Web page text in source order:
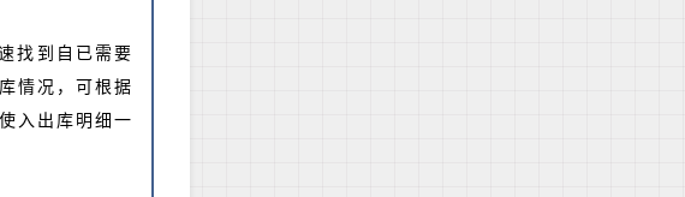
找到自已需要
情况，可根据
入出库明细一